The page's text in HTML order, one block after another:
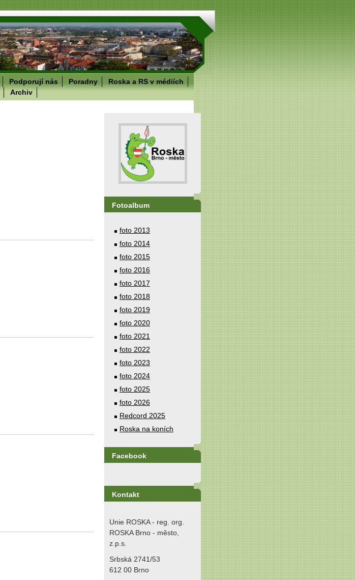
Podporují nás Poradny
Roska a RS v médiích
Archiv
Fotoalbum
foto 2013
foto 2014
foto 2015
foto 2016
foto 2017
foto 2018
foto 2019
foto 2020
foto 2021
foto 2022
foto 2023
foto 2024
foto 2025
foto 2026
Redcord 2025
Roska na koních
Facebook
Kontakt
Unie ROSKA - reg. org.
ROSKA Brno - město,
z.p.s.
Srbská 2741/53
612 00 Brno